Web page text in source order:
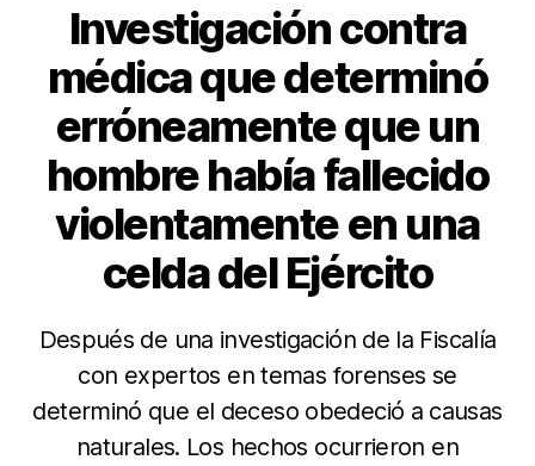
Investigación contra
médica que determinó
erróneamente que un
hombre había fallecido
violentamente en una
celda del Ejército
Después de una investigación de la Fiscalía
con expertos en temas forenses se
determinó que el deceso obedeció a causas
naturales. Los hechos ocurrieron en